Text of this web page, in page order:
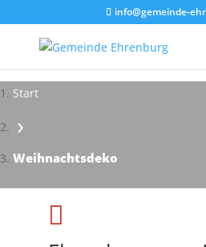
info@gemeinde-
Start
›
Weihnachtsdeko
